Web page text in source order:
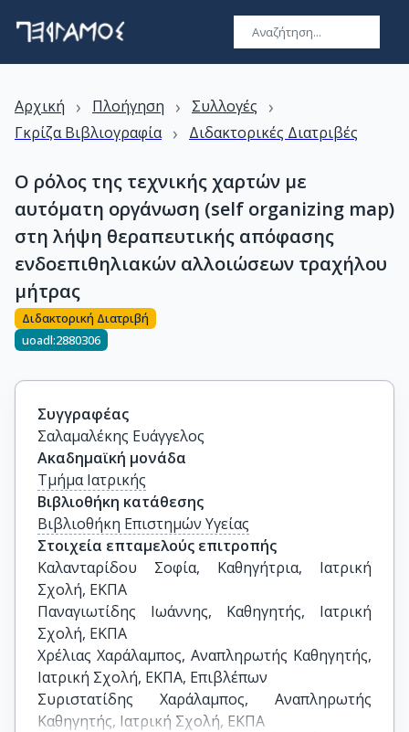
Αρχική › Πλοήγηση › Συλλογές ›
Γκρίζα Βιβλιογραφία › Διδακτορικές Διατριβές
Ο ρόλος της τεχνικής χαρτών με
αυτόματη οργάνωση (self organizing map)
στη λήψη θεραπευτικής απόφασης
ενδοεπιθηλιακών αλλοιώσεων τραχήλου
μήτρας
Διδακτορική Διατριβή
uoadl:2880306
Συγγραφέας
Σαλαμαλέκης Ευάγγελος
Ακαδημαϊκή μονάδα
Τμήμα Ιατρικής
Βιβλιοθήκη κατάθεσης
Βιβλιοθήκη Επιστημών Υγείας
Στοιχεία επταμελούς επιτροπής
Καλανταρίδου Σοφία, Καθηγήτρια, Ιατρική
Σχολή, ΕΚΠΑ
Παναγιωτίδης Ιωάννης, Καθηγητής, Ιατρική
Σχολή, ΕΚΠΑ
Χρέλιας Χαράλαμπος, Αναπληρωτής Καθηγητής,
Ιατρική Σχολή, ΕΚΠΑ, Επιβλέπων
Συριστατίδης Χαράλαμπος, Αναπληρωτής
Καθηγητής, Ιατρική Σχολή, ΕΚΠΑ